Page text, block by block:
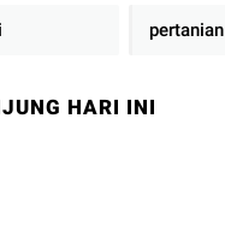
pertanian
HARI INI